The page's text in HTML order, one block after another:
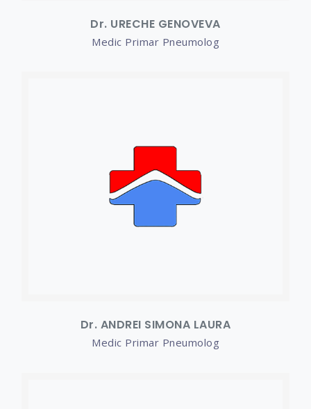
Dr. URECHE GENOVEVA
Medic Primar Pneumolog
Dr. ANDREI SIMONA LAURA
Medic Primar Pneumolog